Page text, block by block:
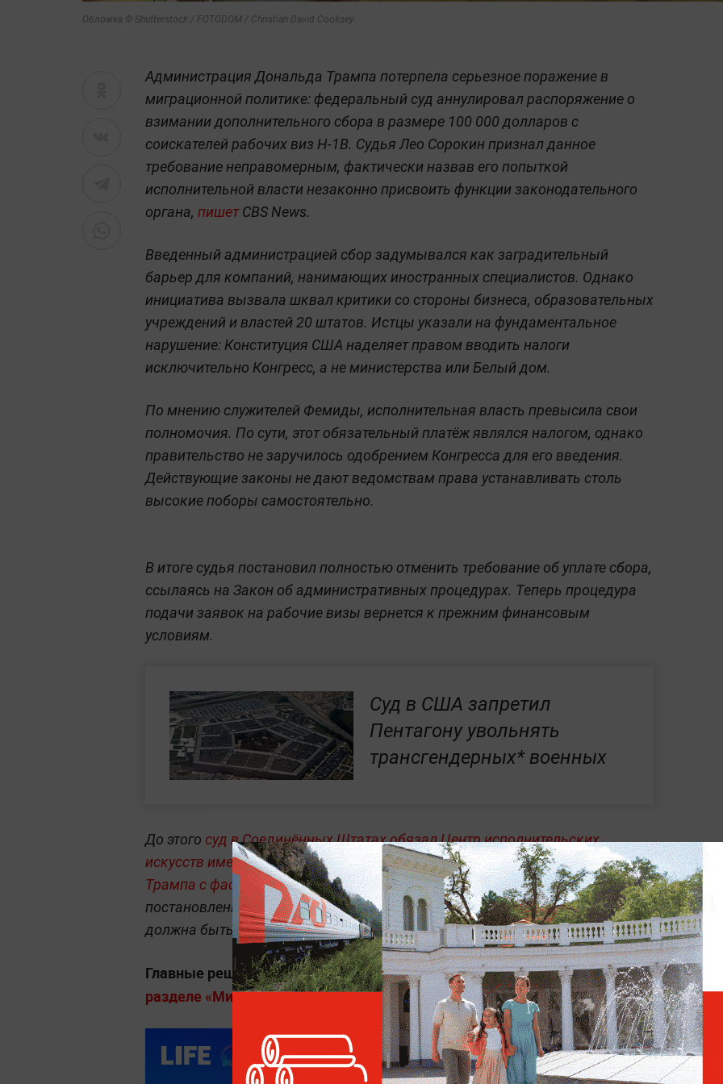
Обложка © Shutterstock / FOTODOM / Christian David Cooksey
Администрация Дональда Трампа потерпела серьезное поражение в
миграционной политике: федеральный суд аннулировал распоряжение о
взимании дополнительного сбора в размере 100 000 долларов с
соискателей рабочих виз H-1B. Судья Лео Сорокин признал данное
требование неправомерным, фактически назвав его попыткой
исполнительной власти незаконно присвоить функции законодательного
органа, пишетCBS News.
Введенный администрацией сбор задумывался как заградительный
барьер для компаний, нанимающих иностранных специалистов. Однако
инициатива вызвала шквал критики со стороны бизнеса, образовательных
учреждений и властей 20 штатов. Истцы указали на фундаментальное
нарушение: Конституция США наделяет правом вводить налоги
исключительно Конгресс, а не министерства или Белый дом.
По мнению служителей Фемиды, исполнительная власть превысила свои
полномочия. По сути, этот обязательный платёж являлся налогом, однако
правительство не заручилось одобрением Конгресса для его введения.
Действующие законы не дают ведомствам права устанавливать столь
высокие поборы самостоятельно.
В итоге судья постановил полностью отменить требование об уплате сбора,
ссылаясь на Закон об административных процедурах. Теперь процедура
подачи заявок на рабочие визы вернется к прежним финансовым
условиям.
Суд в США запретил
Пентагону увольнять
трансгендерных* военных
До этого суд в Соединённых Штатах обязал Центр исполнительских
искусств имени Джона Ф. Кеннеди убрать имя президента Дональда
Трампа с фасада здания и из официальной символики.Согласно
постановлению, надпись, размещённая на переднем портике здания,
должна быть демонтирована в течение двух недель.
Главные решения лидеров, дипломатия и геополитика — всё этов
разделе «Мировая политика» на Life.ru.